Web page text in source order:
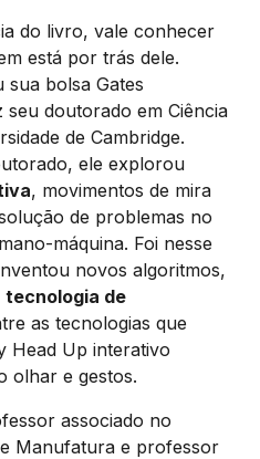
do livro, vale conhecer
está por trás dele.
sua bolsa Gates
doutorado em Ciência
de Cambridge.
ele explorou
, movimentos de mira
de problemas no
máquina. Foi nesse
novos algoritmos,
tecnologia de
as tecnologias que
Head Up interativo
olhar e gestos.
associado no
Manufatura e professor